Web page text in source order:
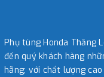
Phụ tùng Honda Thăng
đến quý khách hàng
hãng; với chất lượng